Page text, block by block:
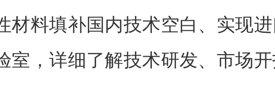
材料填补国内技术空白、实现
室，详细了解技术研发、市场